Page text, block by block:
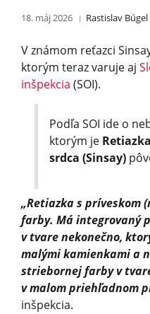
18. máj 2026 Rastislav Búgel
V známom reťazci
ktorým teraz varuje aj
inšpekcia (SOI).
Podľa SOI ide o
ktorým je
srdca (Sinsay)
„Retiazka s
farby. Má integrovaný
v tvare nekonečno,
malými kamienkami a
striebornej farby v
v malom priehľadnom
inšpekcia.